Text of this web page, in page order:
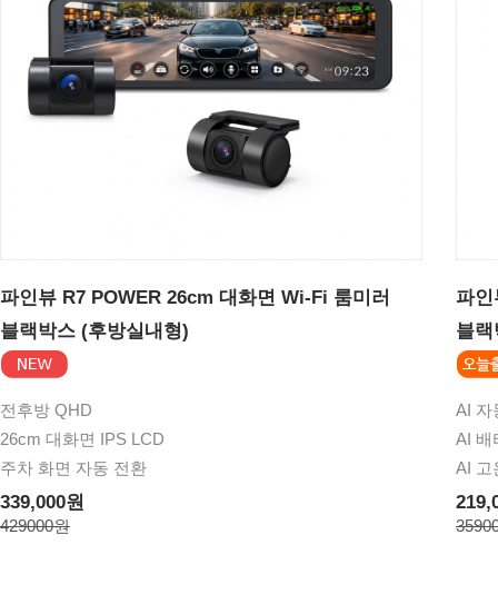
파인뷰 R7 POWER 26cm 대화면 Wi-Fi 룸미러
블랙박스 (후방실내형)
전후방 QHD
26cm 대화면 IPS LCD
주차 화면 자동 전환
339,000원
429000원
파
블
AI 자
AI 배
AI 고